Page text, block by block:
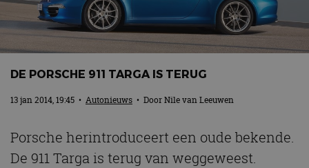
Automerken
Adverteren
DE PORSCHE 911 TARGA IS TERUG
13 jan 2014, 19:45 • Autonieuws • DoorNile van Leeuwen
Porsche herintroduceert een oude bekende.
De 911 Targa is terug van weggeweest.